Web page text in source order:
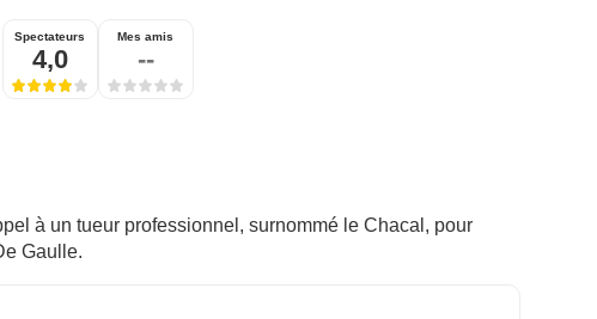
Spectateurs
4,0
Mes amis
--
à un tueur professionnel, surnommé le Chacal, pour
Gaulle.